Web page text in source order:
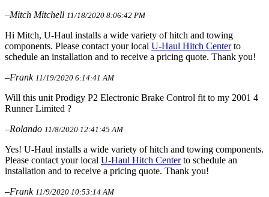
–Mitch Mitchell 11/18/2020 8:06:42 PM
Hi Mitch, U-Haul installs a wide variety of hitch and towing
components. Please contact your local U-Haul Hitch Centerto
schedule an installation and to receive a pricing quote. Thank you!
–Frank 11/19/2020 6:14:41 AM
Will this unit Prodigy P2 Electronic Brake Control fit to my 2001 4
Runner Limited ?
–Rolando 11/8/2020 12:41:45 AM
Yes! U-Haul installs a wide variety of hitch and towing components.
Please contact your local U-Haul Hitch Centerto schedule an
installation and to receive a pricing quote. Thank you!
–Frank 11/9/2020 10:53:14 AM